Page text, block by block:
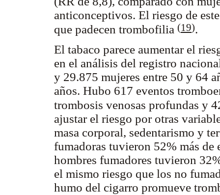
anticonceptivos. El riesgo de
que padecen trombofilia (19).
El tabaco parece aumentar el
en el análisis del registro
y 29.875 mujeres entre 50 y 64
años. Hubo 617 eventos
trombosis venosas profundas y
ajustar el riesgo por otras
masa corporal, sedentarismo y
fumadoras tuvieron 52% más de
hombres fumadores tuvieron
el mismo riesgo que los no
humo del cigarro promueve